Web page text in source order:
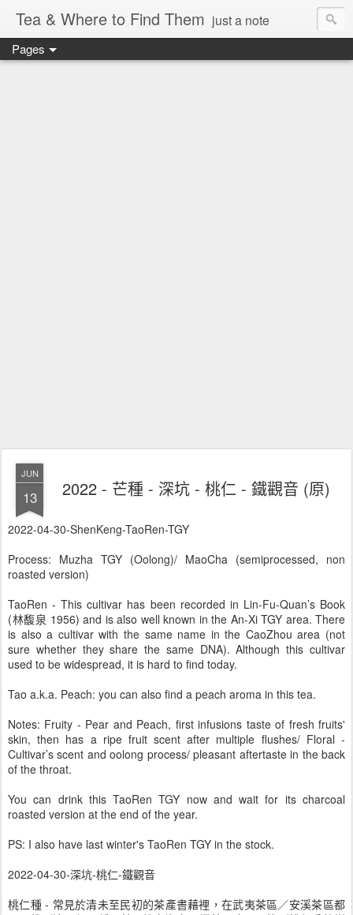
Tea & Where to Find Them just a note
Pages
JUN
13 2022 - 芒種 - 深坑 - 桃仁 - 鐵觀音 (原)
2022-04-30-ShenKeng-TaoRen-TGY
Process: Muzha TGY (Oolong)/ MaoCha (semiprocessed, non
roasted version)
TaoRen - This cultivar has been recorded in Lin-Fu-Quan’s Book
(林馥泉 1956) and is also well known in the An-Xi TGY area. There
is also a cultivar with the same name in the CaoZhou area (not
sure whether they share the same DNA). Although this cultivar
used to be widespread, it is hard to find today.
Tao a.k.a. Peach: you can also find a peach aroma in this tea.
Notes: Fruity - Pear and Peach, first infusions taste of fresh fruits'
skin, then has a ripe fruit scent after multiple flushes/ Floral -
Cultivar’s scent and oolong process/ pleasant aftertaste in the back
of the throat.
You can drink this TaoRen TGY now and wait for its charcoal
roasted version at the end of the year.
PS: I also have last winter's TaoRen TGY in the stock.
2022-04-30-深坑-桃仁-鐵觀音
桃仁種 - 常見於清未至民初的茶產書藉裡，在武夷茶區／安溪茶區都